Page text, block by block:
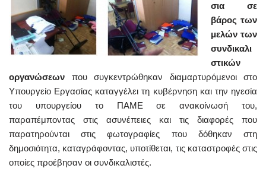
σια σε
βάρος των
μελών των
συνδικαλι
στικών
οργανώσεων που συγκεντρώθηκαν διαμαρτυρόμενοι στο
Υπουργείο Εργασίας καταγγέλει τη κυβέρνηση και την ηγεσία
του υπουργείου το ΠΑΜΕ σε ανακοίνωσή του,
παραπέμποντας στις ασυνέπειες και τις διαφορές που
παρατηρούνται στις φωτογραφίες που δόθηκαν στη
δημοσιότητα, καταγράφοντας, υποτίθεται, τις καταστροφές στις
οποίες προέβησαν οι συνδικαλιστές.